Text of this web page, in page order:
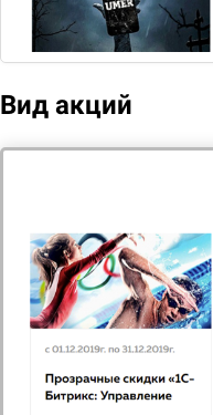
Вид акций
«ХОРОНИМ ПО СИСТЕМЕ